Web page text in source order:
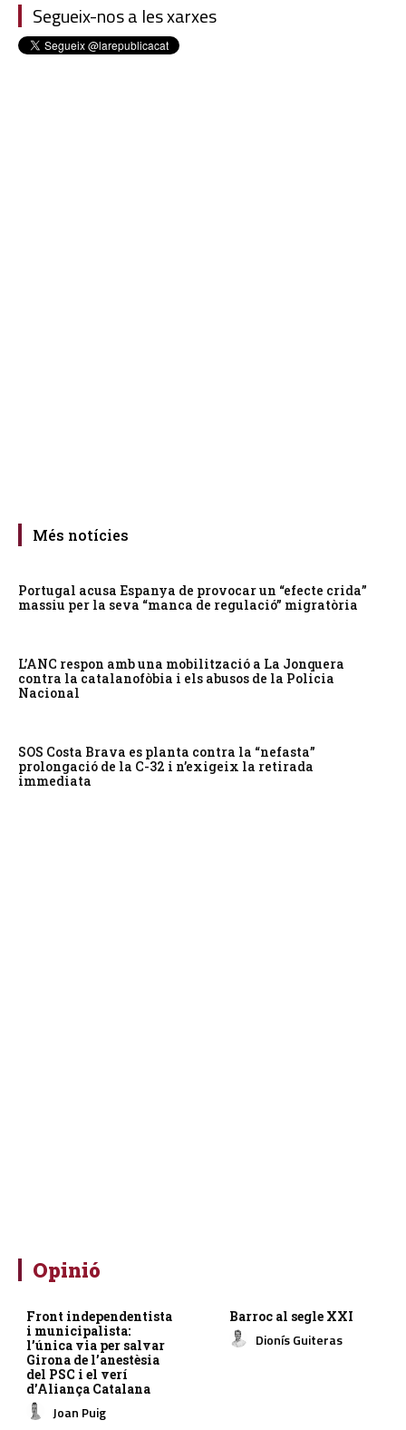
Segueix-nos a les xarxes
Més notícies
Portugal acusa Espanya de provocar un “efecte crida”
massiu per la seva “manca de regulació” migratòria
L’ANC respon amb una mobilització a La Jonquera
contra la catalanofòbia i els abusos de la Policia
Nacional
SOS Costa Brava es planta contra la “nefasta”
prolongació de la C-32 i n’exigeix la retirada
immediata
Opinió
Front independentista
i municipalista:
l’única via per salvar
Girona de l’anestèsia
del PSC i el verí
d’Aliança Catalana
Joan Puig
Barroc al segle XXI
Dionís Guiteras